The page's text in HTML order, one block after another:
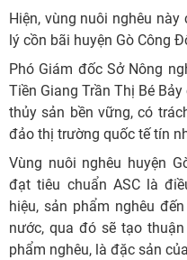
Hiện, vùng nuôi nghêu
lý cồn bãi huyện Gò Công
Phó Giám đốc Sở Nông
Tiền Giang Trần Thị Bé
thủy sản bền vững, có
đảo thị trường quốc tế tín
Vùng nuôi nghêu huyện
đạt tiêu chuẩn ASC là
hiệu, sản phẩm nghêu
nước, qua đó sẽ tạo
phẩm nghêu, là đặc sản